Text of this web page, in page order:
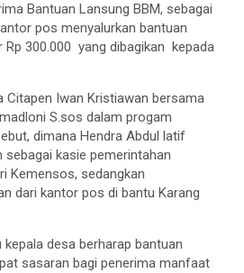
Bantuan Lansung BBM, sebagai
pos menyalurkan bantuan
Rp 300.000 yang dibagikan kepada
Citapen Iwan Kristiawan bersama
S.sos dalam progam
dimana Hendra Abdul latif
sebagai kasie pemerintahan
Kemensos, sedangkan
dari kantor pos di bantu Karang
kepala desa berharap bantuan
sasaran bagi penerima manfaat